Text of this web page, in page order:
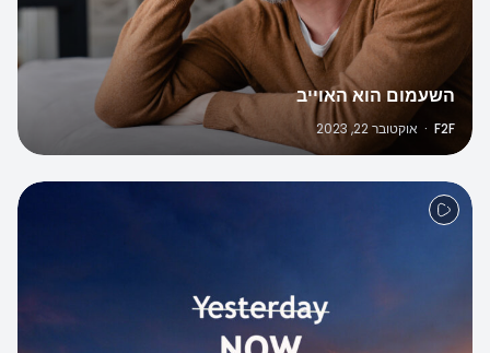
השעמום הוא האוייב
F2F
· אוקטובר 22, 2023